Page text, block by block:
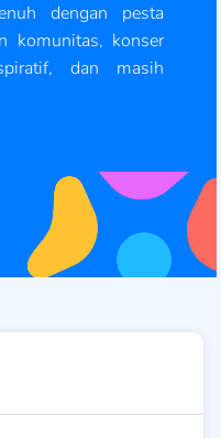
dengan pesta
komunitas, konser
dan masih